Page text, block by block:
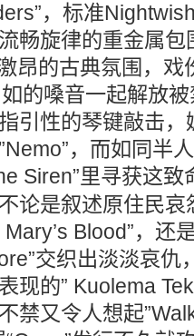
，标准
畅旋律的重金属包
昂的古典氛围，
的嗓音一起解放
引性的琴键敲击
，而如同半
Siren”里寻获这致
论是叙述原住民
Blood”，还
交织出淡淡哀仇
现的” Kuolema
禁又令人想起